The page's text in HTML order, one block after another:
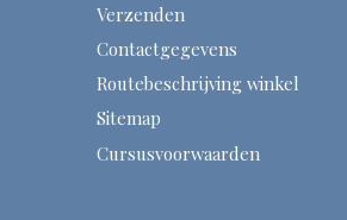
Verzenden
Contactgegevens
Routebeschrijving winkel
Sitemap
Cursusvoorwaarden